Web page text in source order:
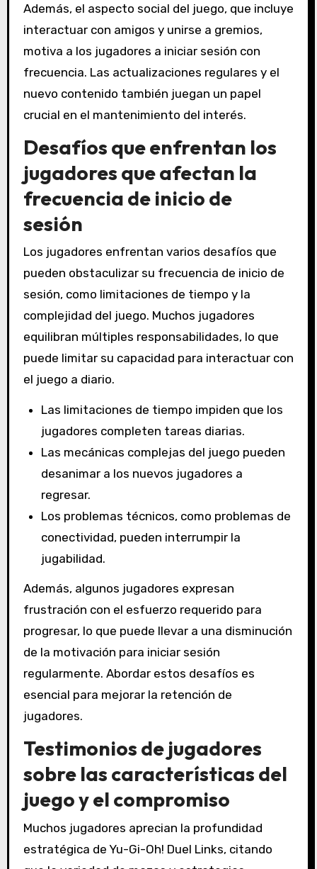
Además, el aspecto social del juego, que incluye
interactuar con amigos y unirse a gremios,
motiva a los jugadores a iniciar sesión con
frecuencia. Las actualizaciones regulares y el
nuevo contenido también juegan un papel
crucial en el mantenimiento del interés.
Desafíos que enfrentan los
jugadores que afectan la
frecuencia de inicio de
sesión
Los jugadores enfrentan varios desafíos que
pueden obstaculizar su frecuencia de inicio de
sesión, como limitaciones de tiempo y la
complejidad del juego. Muchos jugadores
equilibran múltiples responsabilidades, lo que
puede limitar su capacidad para interactuar con
el juego a diario.
Las limitaciones de tiempo impiden que los
jugadores completen tareas diarias.
Las mecánicas complejas del juego pueden
desanimar a los nuevos jugadores a
regresar.
Los problemas técnicos, como problemas de
conectividad, pueden interrumpir la
jugabilidad.
Además, algunos jugadores expresan
frustración con el esfuerzo requerido para
progresar, lo que puede llevar a una disminución
de la motivación para iniciar sesión
regularmente. Abordar estos desafíos es
esencial para mejorar la retención de
jugadores.
Testimonios de jugadores
sobre las características del
juego y el compromiso
Muchos jugadores aprecian la profundidad
estratégica de Yu-Gi-Oh! Duel Links, citando